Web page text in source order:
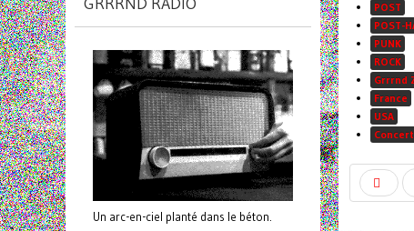
POST
POST-
PUNK
ROCK
Grrrnd
France
USA
Concert
Un arc-en-ciel planté dans le béton.